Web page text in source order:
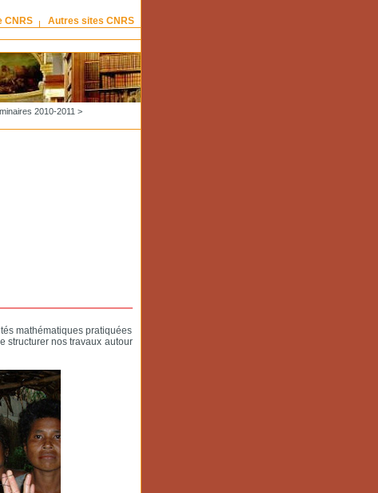
CNRS Autres sites CNRS
2010-2011 >
mathématiques pratiquées
structurer nos travaux autour